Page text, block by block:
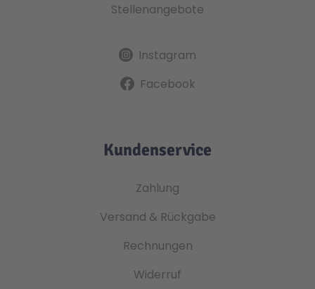
Stellenangebote
Instagram
Facebook
Kundenservice
Zahlung
Versand & Rückgabe
Rechnungen
Widerruf